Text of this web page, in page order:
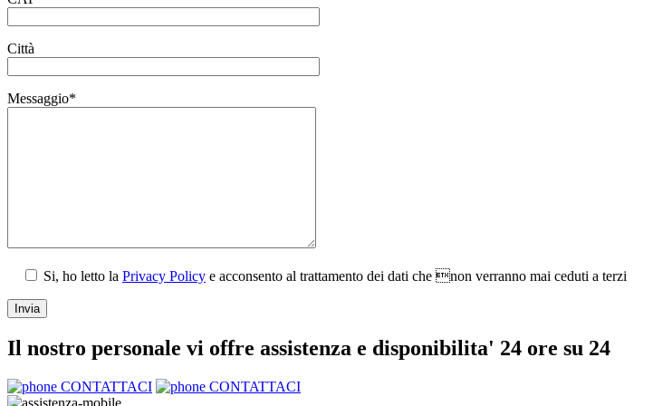
Città
Messaggio*
Si, ho letto la Privacy Policy e acconsento al trattamento dei dati che non verranno mai ceduti a terzi
Il nostro personale vi offre assistenza e disponibilita' 24 ore su 24
CONTATTACI CONTATTACI